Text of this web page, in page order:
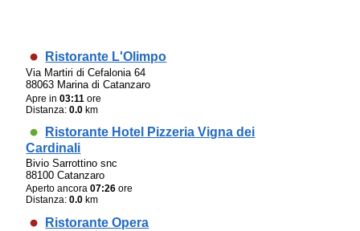
Ristorante L'Olimpo
Via Martiri di Cefalonia 64
88063 Marina di Catanzaro
Apre in03:11 ore
Distanza:0.0 km
Ristorante Hotel Pizzeria Vigna dei
Cardinali
Bivio Sarrottino snc
88100 Catanzaro
Aperto ancora07:26 ore
Distanza:0.0 km
Ristorante Opera